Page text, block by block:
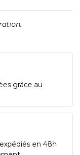
grâce au
en 48h